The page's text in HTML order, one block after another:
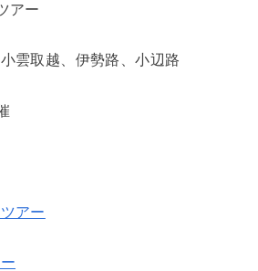
アー
雲取越、伊勢路、小辺路
アー